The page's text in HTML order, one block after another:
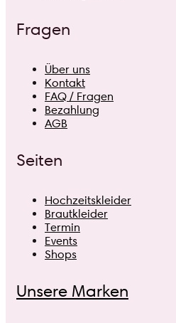
Fragen
Über uns
Kontakt
FAQ / Fragen
Bezahlung
AGB
Seiten
Hochzeitskleider
Brautkleider
Termin
Events
Shops
Unsere Marken